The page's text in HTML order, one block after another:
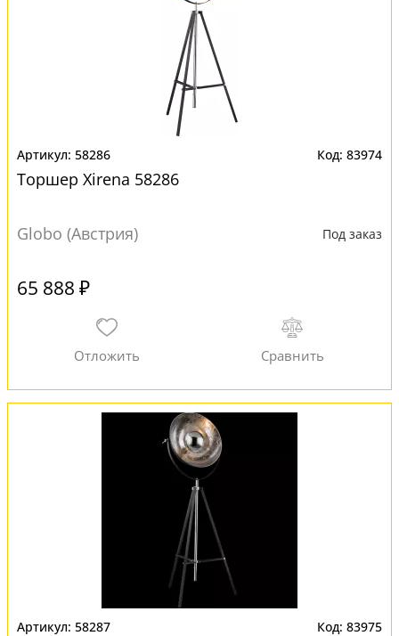
58286 83974
Торшер Xirena 58286
Globo (Австрия) Под заказ
65 888 ₽
58287 83975